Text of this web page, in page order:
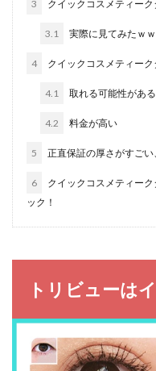
3 クイックコスメティー
3.1 実際に見てみたｗ
4 クイックコスメティー
4.1 取れる可能性がある
4.2 料金が高い
5 正直保証の厚さがすごい
6
クイックコスメティー
ック！
トリビューは